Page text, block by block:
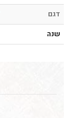
דגם
שנה